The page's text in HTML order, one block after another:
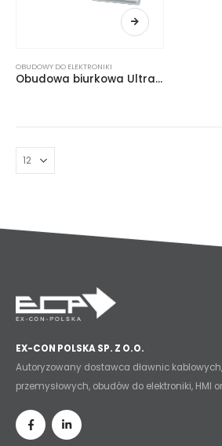
OBUDOWY DO ELEKTRONIKI
Obudowa biurkowa Ultramas
EX-CON POLSKA SP. Z O.O.
Autoryzowany dostawca dławnic
przemysłowych, obudów do elektroniki, HMI